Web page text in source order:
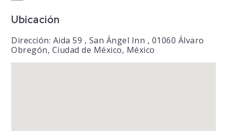
Ubicación
Dirección: Aida 59 , San Ángel Inn , 01060 Álvaro
Obregón, Ciudad de México, México